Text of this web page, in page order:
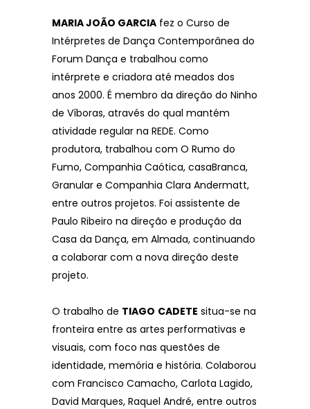
MARIA JOÃO GARCIA fez o Curso de
Intérpretes de Dança Contemporânea do
Forum Dança e trabalhou como
intérprete e criadora até meados dos
anos 2000. É membro da direção do Ninho
de Víboras, através do qual mantém
atividade regular na REDE. Como
produtora, trabalhou com O Rumo do
Fumo, Companhia Caótica, casaBranca,
Granular e Companhia Clara Andermatt,
entre outros projetos. Foi assistente de
Paulo Ribeiro na direção e produção da
Casa da Dança, em Almada, continuando
a colaborar com a nova direção deste
projeto.
O trabalho de TIAGO CADETE situa-se na
fronteira entre as artes performativas e
visuais, com foco nas questões de
identidade, memória e história. Colaborou
com Francisco Camacho, Carlota Lagido,
David Marques, Raquel André, entre outros